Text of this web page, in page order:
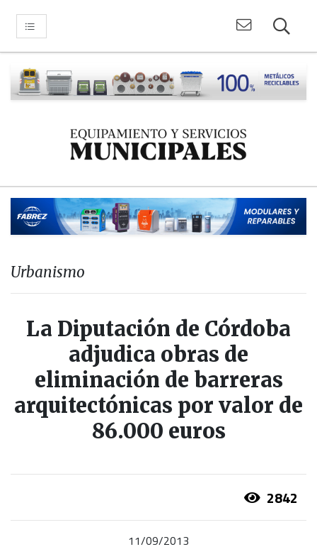
Urbanismo
La Diputación de Córdoba
adjudica obras de
eliminación de barreras
arquitectónicas por valor de
86.000 euros
2842
11/09/2013